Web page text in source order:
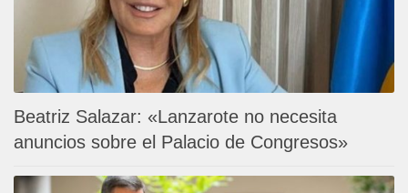
Beatriz Salazar: «Lanzarote no necesita
anuncios sobre el Palacio de Congresos»